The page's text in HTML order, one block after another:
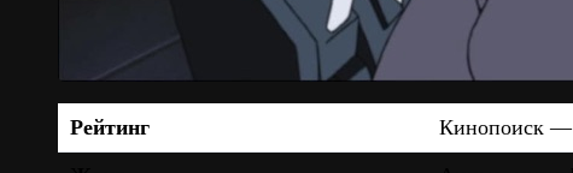
Рейтинг Кинопоиск —